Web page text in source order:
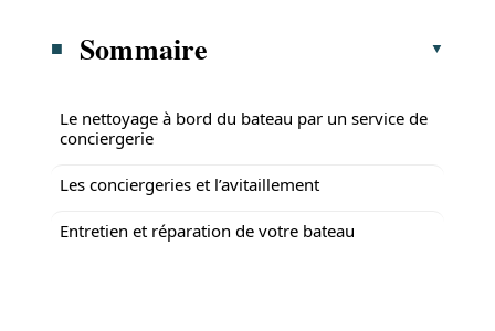
Sommaire
Le nettoyage à bord du bateau par un service de
conciergerie
Les conciergeries et l’avitaillement
Entretien et réparation de votre bateau